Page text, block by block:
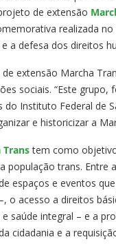
de extensão
realizada
a defesa dos direitos
extensão Marcha
sociais. “Este
do Instituto Federal de
e historicizar a
Transtem como
população trans.
espaços e eventos
o acesso a direitos
e saúde integral – e a
cidadania e a